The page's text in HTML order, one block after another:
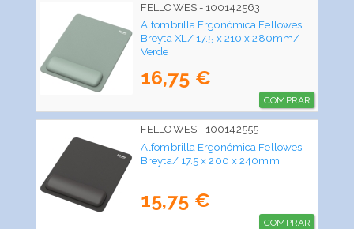
FELLOWES - 100142563
Alfombrilla Ergonómica Fellowes
Breyta XL/ 17.5 x 210 x 280mm/
Verde
16,75 €
COMPRAR
FELLOWES - 100142555
Alfombrilla Ergonómica Fellowes
Breyta/ 17.5 x 200 x 240mm
15,75 €
COMPRAR